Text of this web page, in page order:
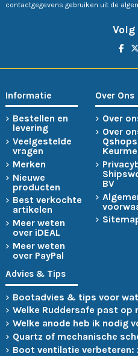
contactgegevens gebruiken uit de
Volg
Informatie
Bestellen en
levering
Veelgestelde
vragen
Merken
Nieuwe
producten
Best verkochte
artikelen
Meer weten
over iDEAL
Meer weten
over PayPal
Over Ons
Over
Over
Qshops
BV
Advies & Tips
Bootadvies & tips voor
Welke Ruddersafe past
Welke anode heb ik nodig
Quartz of mechanische
Boot ventilatie verbeteren: